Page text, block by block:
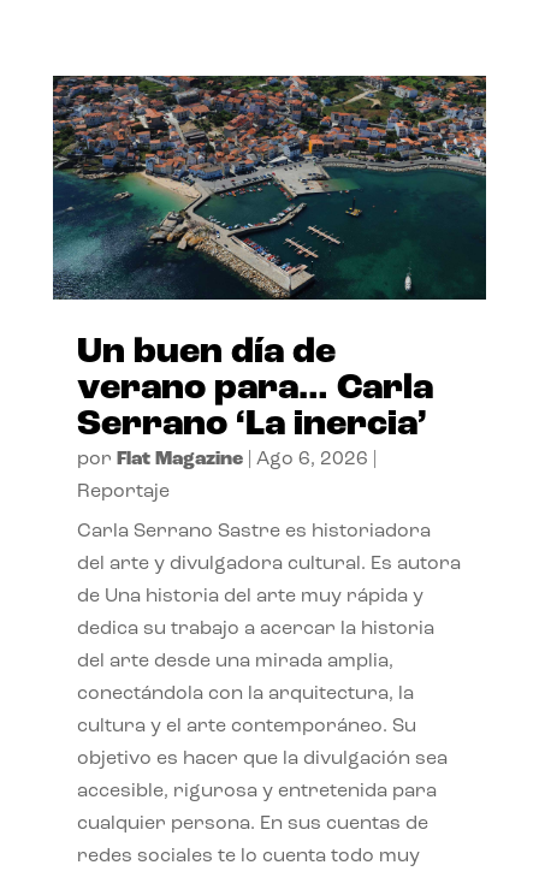
Un buen día de
verano para… Carla
Serrano ‘La inercia’
por Flat Magazine| Ago 6, 2026
Reportaje
Carla Serrano Sastre es historiadora
del arte y divulgadora cultural. Es autora
de Una historia del arte muy rápida y
dedica su trabajo a acercar la historia
del arte desde una mirada amplia,
conectándola con la arquitectura, la
cultura y el arte contemporáneo. Su
objetivo es hacer que la divulgación sea
accesible, rigurosa y entretenida para
cualquier persona. En sus cuentas de
redes sociales te lo cuenta todo muy